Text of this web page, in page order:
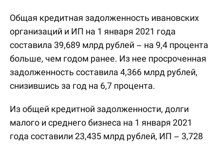
Общая кредитная задолженность ивановских
организаций и ИП на 1 января 2021 года
составила 39,689 млрд рублей – на 9,4 процента
больше, чем годом ранее. Из нее просроченная
задолженность составила 4,366 млрд рублей,
снизившись за год на 6,7 процента.
Из общей кредитной задолженности, долги
малого и среднего бизнеса на 1 января 2021
года составили 23,435 млрд рублей, ИП – 3,728